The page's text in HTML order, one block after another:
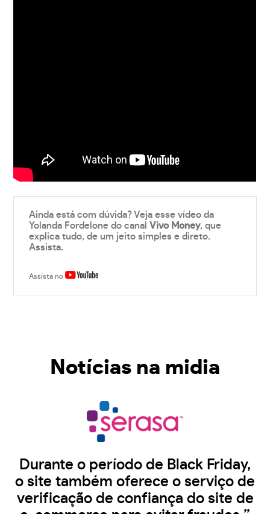
Ainda está com dúvida? Veja esse vídeo da
Yolanda Fordelone do canalVivo Money, que
explica tudo, de um jeito simples e direto.
Assista.
Assista no
Notícias na midia
Durante o período de Black Friday,
o site também oferece o serviço de
verificação de confiança do site de